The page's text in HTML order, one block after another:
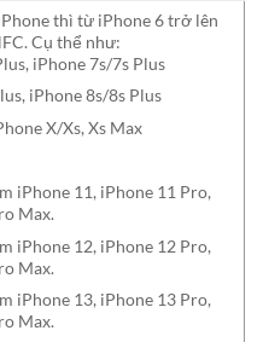
thì từ iPhone 6 trở lên
Cụ thể như:
iPhone 7s/7s Plus
iPhone 8s/8s Plus
X/Xs, Xs Max
iPhone 11, iPhone 11 Pro,
Max.
iPhone 12, iPhone 12 Pro,
Max.
iPhone 13, iPhone 13 Pro,
Max.